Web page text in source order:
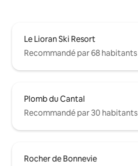
Le Lioran Ski Resort
Recommandé par 68 habitants
Plomb du Cantal
Recommandé par 30 habitants
Rocher de Bonnevie